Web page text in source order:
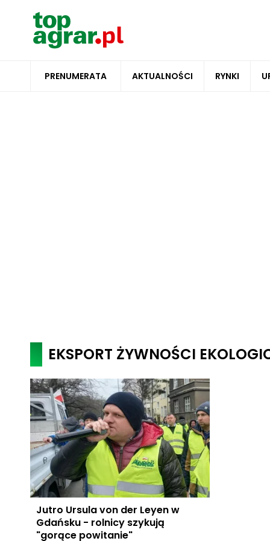
PRENUMERATA AKTUALNOŚCI RYNKI
EKSPORT ŻYWNOŚCI
Jutro Ursula von der Leyen w
Gdańsku - rolnicy szykują
"gorące powitanie"